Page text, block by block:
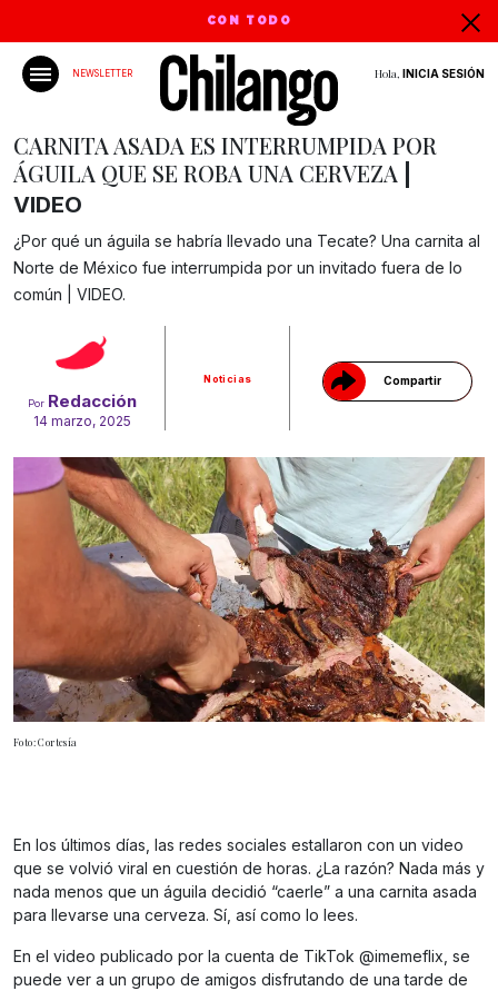
CON TODO
NEWSLETTER Hola, INICIA SESIÓN
Por Redacción
14 marzo, 2025
Noticias Compartir
Gracias!
CARNITA ASADA ES INTERRUMPIDA POR
ÁGUILA QUE SE ROBA UNA CERVEZA
VIDEO
¿Por qué un águila se habría llevado una Tecate? Una carnita al
Norte de México fue interrumpida por un invitado fuera de lo
común | VIDEO.
Foto: Cortesía
En los últimos días, las redes sociales estallaron con un video
que se volvió viral en cuestión de horas. ¿La razón? Nada más y
nada menos que un águila decidió “caerle” a una carnita asada
para llevarse una cerveza. Sí, así como lo lees.
En el video publicado por la cuenta de TikTok @imemeflix, se
puede ver a un grupo de amigos disfrutando de una tarde de